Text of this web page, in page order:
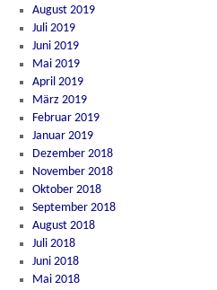
August 2019
Juli 2019
Juni 2019
Mai 2019
April 2019
März 2019
Februar 2019
Januar 2019
Dezember 2018
November 2018
Oktober 2018
September 2018
August 2018
Juli 2018
Juni 2018
Mai 2018